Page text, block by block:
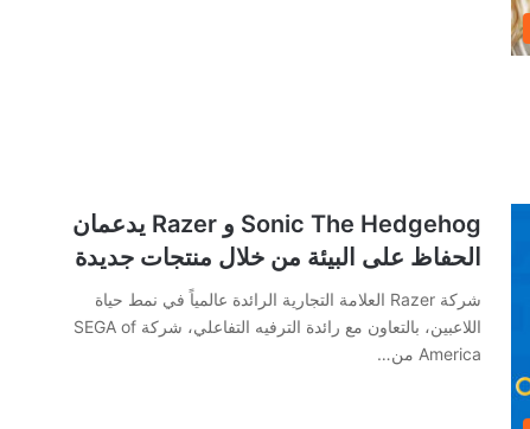
Sonic The Hedgehog و Razer يدعمان
الحفاظ على البيئة من خلال منتجات جديدة
شركة Razer العلامة التجارية الرائدة عالمياً في نمط حياة
اللاعبين، بالتعاون مع رائدة الترفيه التفاعلي، شركة SEGA of
America من…